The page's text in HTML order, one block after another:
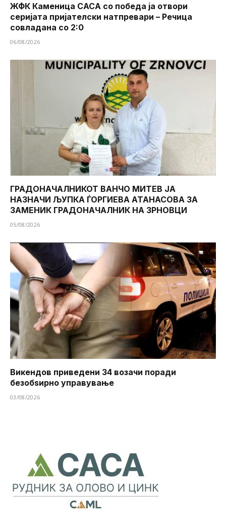
ЖФК Каменица САСА со победа ја отвори
серијата пријателски натпревари – Речица
совладана со 2:0
06/08/2026
ГРАДОНАЧАЛНИКОТ ВАНЧО МИТЕВ ЈА
НАЗНАЧИ ЉУПКА ЃОРГИЕВА АТАНАСОВА ЗА
ЗАМЕНИК ГРАДОНАЧАЛНИК НА ЗРНОВЦИ
05/08/2026
Викендов приведени 34 возачи поради
безобѕирно управување
03/08/2026